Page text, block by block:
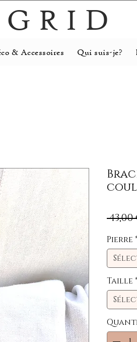
GRID
& Accessoires Qui suis-je?
43,00
Pierre
Taille